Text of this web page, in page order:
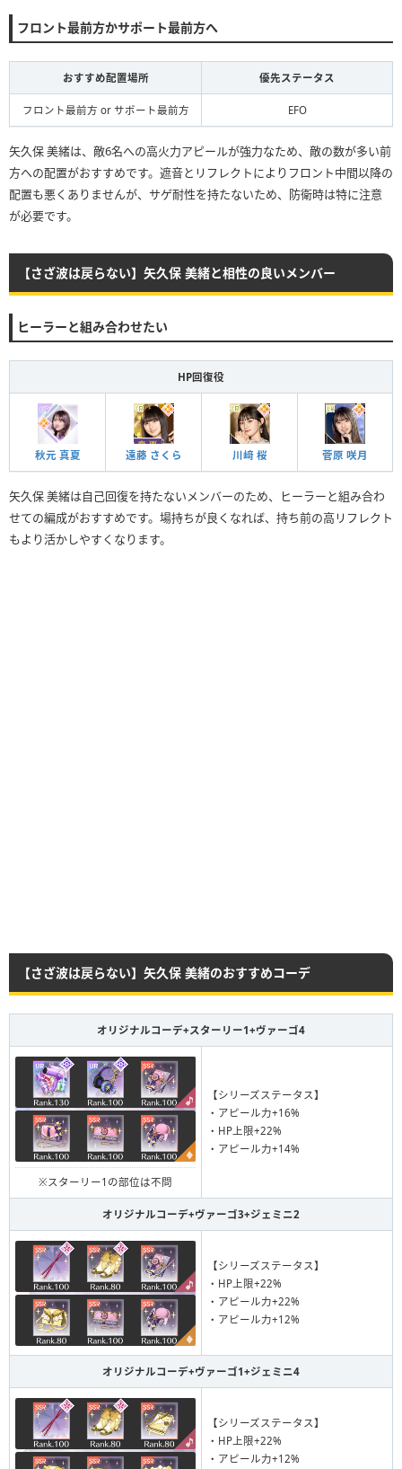
フロント最前方かサポート最前方へ
おすすめ配置場所 優先ステータス
フロント最前方 or サポート最前方 EFO
矢久保 美緒は、敵6名への高火力アピールが強力なため、敵の数が多い前
方への配置がおすすめです。遮音とリフレクトによりフロント中間以降の
配置も悪くありませんが、サゲ耐性を持たないため、防衛時は特に注意
が必要です。
【さざ波は戻らない】矢久保 美緒と相性の良いメンバー
ヒーラーと組み合わせたい
HP回復役
秋元 真夏 遠藤 さくら 川﨑 桜 菅原 咲月
矢久保 美緒は自己回復を持たないメンバーのため、ヒーラーと組み合わ
せての編成がおすすめです。場持ちが良くなれば、持ち前の高リフレクト
もより活かしやすくなります。
【さざ波は戻らない】矢久保 美緒のおすすめコーデ
オリジナルコーデ+スターリー1+ヴァーゴ4
※スターリー1の部位は不問
【シリーズステータス】
・アピール力+16%
・HP上限+22%
・アピール力+14%
オリジナルコーデ+ヴァーゴ3+ジェミニ2
【シリーズステータス】
・HP上限+22%
・アピール力+22%
・アピール力+12%
オリジナルコーデ+ヴァーゴ1+ジェミニ4
【シリーズステータス】
・HP上限+22%
・アピール力+12%